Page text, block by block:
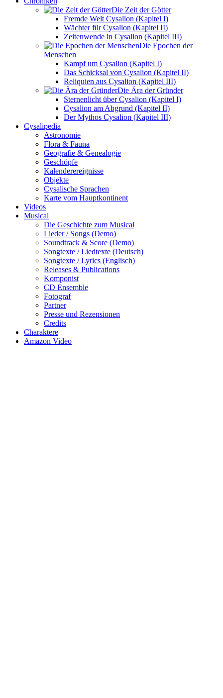
Die Zeit der Götter
Fremde Welt Cysalion (Kapitel I)
Wächter für Cysalion (Kapitel II)
Zeitenwende in Cysalion (Kapitel III)
Die Epochen der
Menschen
Kampf um Cysalion (Kapitel I)
Das Schicksal von Cysalion (Kapitel II)
Reliquien aus Cysalion (Kapitel III)
Die Ära der Gründer
Sternenlicht über Cysalion (Kapitel I)
Cysalion am Abgrund (Kapitel II)
Der Mythos Cysalion (Kapitel III)
Cysalipedia
Astronomie
Flora & Fauna
Geografie & Genealogie
Geschöpfe
Kalenderereignisse
Objekte
Cysalische Sprachen
Karte vom Hauptkontinent
Videos
Musical
Die Geschichte zum Musical
Lieder / Songs (Demo)
Soundtrack & Score (Demo)
Songtexte / Liedtexte (Deutsch)
Songtexte / Lyrics (Englisch)
Releases & Publications
Komponist
CD Ensemble
Fotograf
Partner
Presse und Rezensionen
Credits
Charaktere
Amazon Video